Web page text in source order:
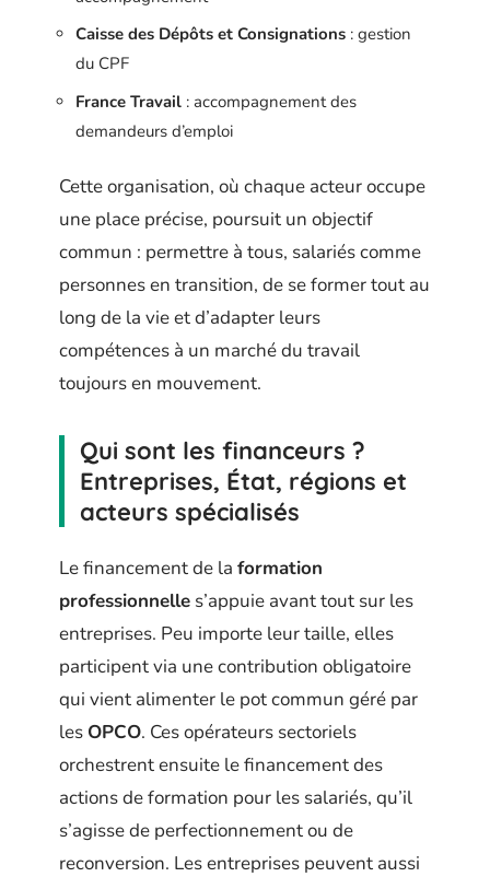
Caisse des Dépôts et Consignations : gestion
du CPF
France Travail : accompagnement des
demandeurs d’emploi
Cette organisation, où chaque acteur occupe
une place précise, poursuit un objectif
commun : permettre à tous, salariés comme
personnes en transition, de se former tout au
long de la vie et d’adapter leurs
compétences à un marché du travail
toujours en mouvement.
Qui sont les financeurs ?
Entreprises, État, régions et
acteurs spécialisés
Le financement de la formation
professionnelle s’appuie avant tout sur les
entreprises. Peu importe leur taille, elles
participent via une contribution obligatoire
qui vient alimenter le pot commun géré par
les OPCO. Ces opérateurs sectoriels
orchestrent ensuite le financement des
actions de formation pour les salariés, qu’il
s’agisse de perfectionnement ou de
reconversion. Les entreprises peuvent aussi